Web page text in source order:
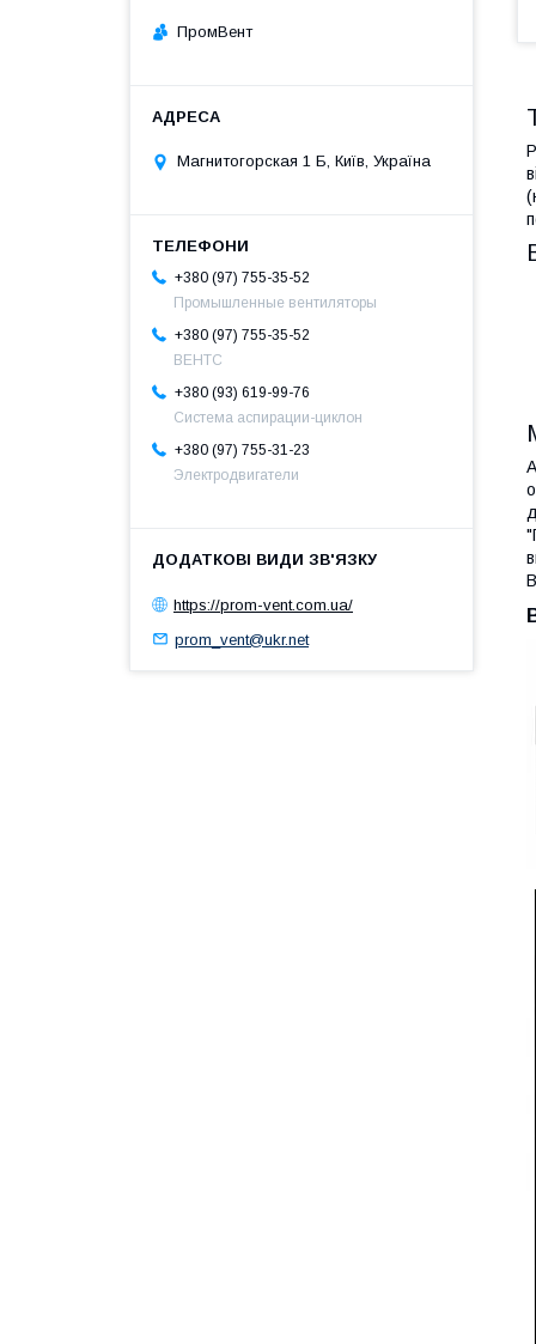
ПромВент
Магнитогорская 1 Б, Київ, Україна
+380 (97) 755-35-52
Промышленные вентиляторы
+380 (97) 755-35-52
ВЕНТС
+380 (93) 619-99-76
Система аспирации-циклон
+380 (97) 755-31-23
Электродвигатели
https://prom-vent.com.ua/
prom_vent@ukr.net